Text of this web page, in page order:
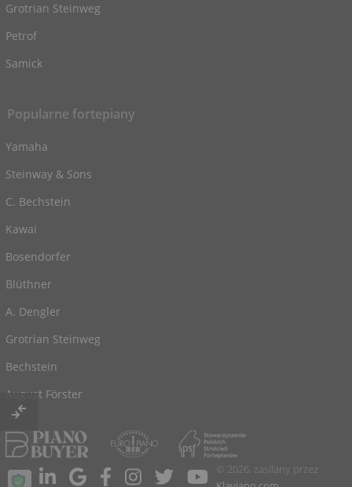
Grotrian Steinweg
Petrof
Samick
Popularne fortepiany
Yamaha
Steinway & Sons
C. Bechstein
Kawai
Bosendorfer
Blüthner
A. Dengler
Grotrian Steinweg
Bechstein
August Förster
© 2026, zasilany przez